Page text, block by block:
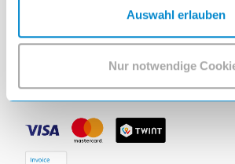
Auswahl erlauben
Nur notwendige
Our payment methods